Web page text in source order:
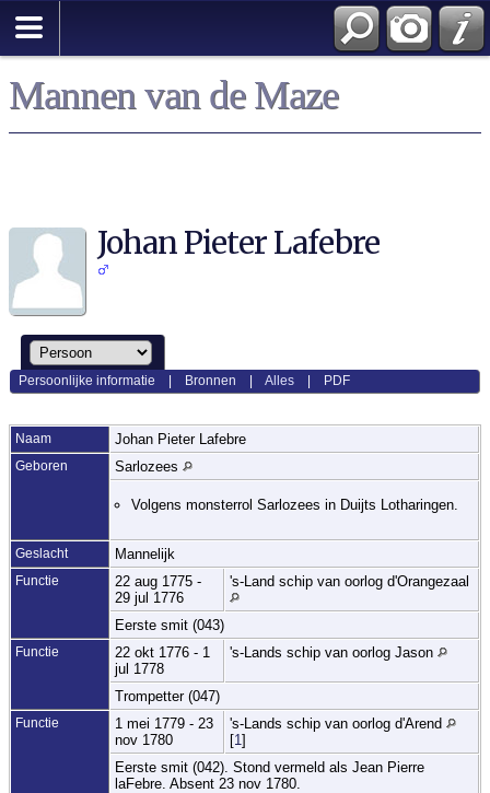
Mannen van de Maze
Johan Pieter Lafebre
Persoonlijke informatie Bronnen |Alles PDF
Naam Johan Pieter Lafebre
Geboren Sarlozees
Volgens monsterrol Sarlozees in Duijts Lotharingen.
Geslacht Mannelijk
Functie
22 aug 1775 -
29 jul 1776
's-Land schip van oorlog d'Orangezaal
Eerste smit (043)
Functie
22 okt 1776 - 1
jul 1778
's-Lands schip van oorlog Jason
Trompetter (047)
Functie
1 mei 1779 - 23
nov 1780
's-Lands schip van oorlog d'Arend
[1 ]
Eerste smit (042). Stond vermeld als Jean Pierre
laFebre. Absent 23 nov 1780.